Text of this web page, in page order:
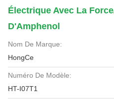
Électrique Avec La
D'Amphenol
Nom De Marque:
HongCe
Numéro De Modèle:
HT-I07T1